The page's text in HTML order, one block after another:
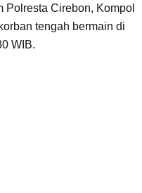
Polresta Cirebon, Kompol
tengah bermain di
WIB.